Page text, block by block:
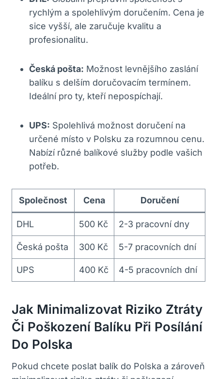
rychlým a spolehlivým doručením. Cena je
sice vyšší, ale zaručuje kvalitu a
profesionalitu.
Česká pošta: Možnost levnějšího zaslání
balíku s delším doručovacím termínem.
Ideální pro ty, kteří nepospíchají.
UPS: Spolehlivá možnost doručení na
určené místo v Polsku za rozumnou cenu.
Nabízí různé balíkové služby podle vašich
potřeb.
Společnost Cena Doručení
DHL 500 Kč 2-3 pracovní dny
Česká pošta 300 Kč 5-7 pracovních dní
UPS 400 Kč 4-5 pracovních dní
Jak Minimalizovat Riziko Ztráty
Či Poškození Balíku Při Posílání
Do Polska
Pokud chcete poslat balík do Polska a zároveň